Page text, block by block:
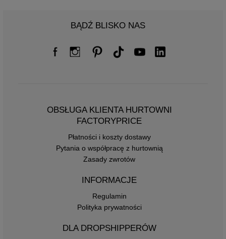
BĄDŹ BLISKO NAS
OBSŁUGA KLIENTA HURTOWNI
FACTORYPRICE
Płatności i koszty dostawy
Pytania o współpracę z hurtownią
Zasady zwrotów
INFORMACJE
Regulamin
Polityka prywatności
DLA DROPSHIPPERÓW